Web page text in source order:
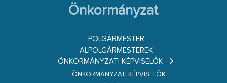
Önkormányzat
POLGÁRMESTER
ALPOLGÁRMESTEREK
ÖNKORMÁNYZATI KÉPVISELŐK
ÖNKORMÁNYZATI KÉPVISELŐK